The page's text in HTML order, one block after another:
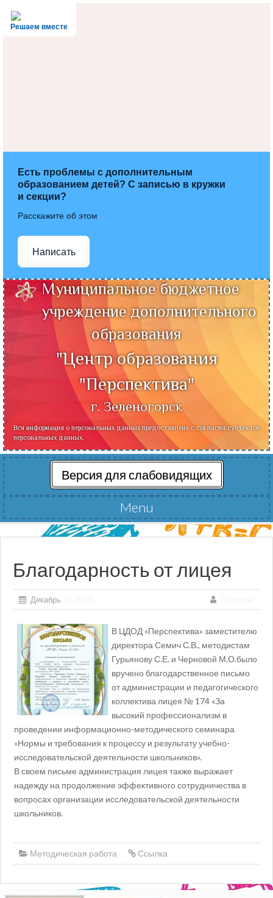
Решаем вместе
Есть проблемы с дополнительным
образованием детей? С записью в кружки
и секции?
Расскажите об этом
Написать
Муниципальное бюджетное
учреждение дополнительного
образования
"Центр образования
"Перспектива"
г. Зеленогорск
Вся информация о персональных данных предоставлена с согласия субъектов
персональных данных.
Версия для слабовидящих
Menu
Читать далее
Благодарность от лицея
Декабрь 18, 2008
В ЦДОД «Перспектива» заместителю
директора Семич С.В., методистам
Гурьянову С.Е. и Черновой М.О.было
вручено благодарственное письмо
от администрации и педагогического
коллектива лицея № 174 «За
высокий профессионализм в
проведении информационно-методического семинара
«Нормы и требования к процессу и результату учебно-
исследовательской деятельности школьников».
В своем письме администрация лицея также выражает
надежду на продолжение эффективного сотрудничества в
вопросах организации исследовательской деятельности
школьников.
Методическая работа Ссылка